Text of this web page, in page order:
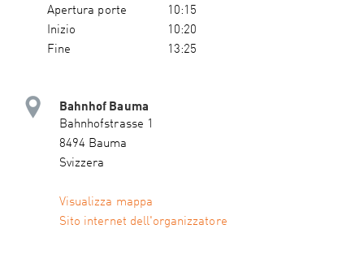
Apertura porte
10:15
Inizio
10:20
Fine
13:25
Bahnhof Bauma
Bahnhofstrasse 1
8494 Bauma
Svizzera
Visualizza mappa
Sito internet dell'organizzatore